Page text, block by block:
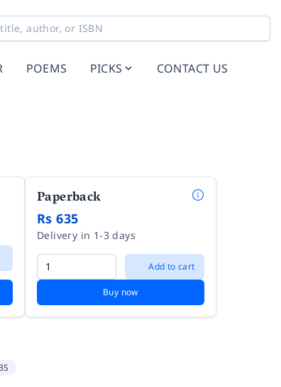
POEMS PICKS CONTACT US
Paperback
Rs 635
Delivery in 1-3 days
Add to cart
Buy now